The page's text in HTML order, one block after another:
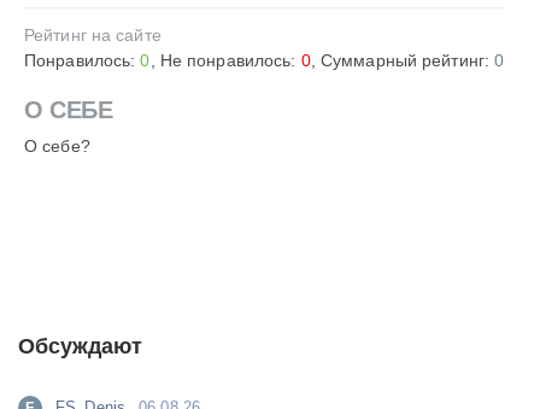
Рейтинг на сайте
Понравилось:0 , Не понравилось: 0, Суммарный рейтинг:0
О СЕБЕ
О себе?
Обсуждают